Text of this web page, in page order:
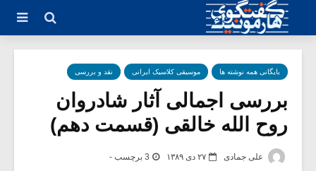
بایگانی همه نوشته ها موسیقی کلاسیک ایرانی نقد و بررسی
بررسی اجمالی آثار شادروان
روح الله خالقی (قسمت دهم)
علی جمادی ۲۷ دی ۱۳۸۹ 3 برچسب -